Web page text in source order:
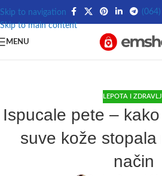
Skip to navigation
Skip to main content
MENU
LEPOTA I
Ispucale pete –
suve kože stopala
način